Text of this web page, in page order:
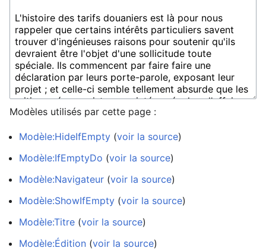
Modèles utilisés par cette page :
Modèle:HideIfEmpty (voir la source)
Modèle:IfEmptyDo (voir la source)
Modèle:Navigateur (voir la source)
Modèle:ShowIfEmpty (voir la source)
Modèle:Titre (voir la source)
Modèle:Édition (voir la source)